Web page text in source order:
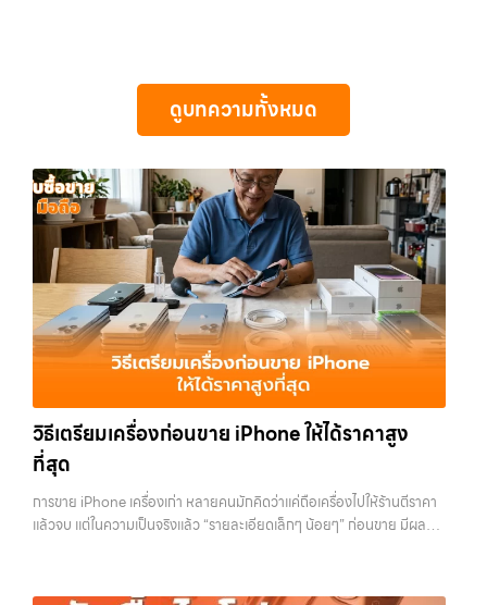
เน้น โปร่งใส มั่นใจได้ และจ่ายเงินทันทีเมื่อตกลงซื้อขายสำเร็จ บริการของเรา
ครอบคลุมทั้ง iPhone สายใหม่-เก่า, Samsung ทุกรุ่น, iPad และแท็บเล็ต
ทุกแบรนด์ เรารับถึงแม้จะอยู่ในสภาพใช้งานแล้ว ตกแต่งแล้ว หรือมีรอยบ้าง
เพราะมูลค่าของเครื่องไม่ได้ขึ้นอยู่แค่ยี่ห้อ แต่ขึ้นอยู่กับสภาพจริง ความครบ
ชุด และความสะดวกในการขายของคุณ เราจึงตั้งใจให้บริการในเขต
ลาดพร้าว, รัชดา, บางรัก, แจ้งวัฒนะ, บางแค, วัชรพล, รามอินทรา, บางนา,
บางพลี, เกษตรนวมินทร์, เสนานิคม, วังหิน อย่างเต็มที่ ไม่ว่าคุณจะค้นหาคำ
ว่า “รับซื้อมือถือใกล้ฉัน”, “รับซื้อโทรศัพท์มือสองกรุงเทพ”, “ขาย iPad ได้
ราคา”, “รับซื้อแท็บเล็ต กรุงเทพถึงที่”, หรือ “รับซื้อ Samsung มือสอง
ราคาสูง” — ที่นี่คือคำตอบ เพราะบริการของเรามุ่งตรงให้คุณได้รับราคาและ
ความสะดวกสบายที่เหนือกว่า เลือกเราแล้วคุณจะได้บริการที่คุณไว้วางใจ
พร้อมทีมงานที่พร้อมอำนวยความสะดวก นัดรับถึงที่ ตรวจสภาพอย่างมือ
อาชีพ และจ่ายเงินทันที ทั้งหมดนี้เพื่อให้การขายอุปกรณ์ของคุณเป็นเรื่อง
ง่ายขึ้น ดีกว่า รวดเร็วกว่า และคุ้มค่ากว่า ทำไมต้องเลือกเรา ผู้เชี่ยวชาญด้าน
การให้บริการ รับซื้อมือถือ iPhone, Samsung, ไอแพด แท็บเล็ตทุกยี่ห้อ ใน
ราคาสูง พร้อมจ่ายเงินทันที โดยเน้นบริการในพื้นที่ ลาดพร้าว, รัชดา,
บางรัก, แจ้งวัฒนะ, บางแค, วัชรพล, รามอินทรา, รวมถึง บางนา, บางพลี,
เกษตรนวมินทร์, เสนานิคม, วังหินไม่ว่าคุณจะต้องการ รับซื้อโทรศัพท์, รับ
ซื้อแมคบุค, รับซื้อโน๊ตบุ๊ค, รับซื้อแท็บเล็ต, หรือบริการอื่นๆ เกี่ยวกับสินค้า
ไอที กรุงเทพฯ – เราพร้อมให้บริการครบวงจร บริการของเรา เราให้บริการ
รัชดา บางรัก แจ้งวัฒนะ บางแค วัชรพล รามอินทรา พร้อมจ่ายเงินทันที รับ
ซื้อแท็บเล็ตบางรัก บริการรับซื้อมือถือ iPhone Samsung iPad แท็บเล็ต
ใน พื้นที่ ลาดพร้าว รัชดา บางรัก แจ้งวัฒนะ บางแค วัชรพล รามอินทรา
เงินด่วน? ติดต่อเราเลย! การันตีราคาดี รับเงินทันใจ ประสบการณ์เหนือ
ระดับกับการ รับซื้อไอโฟน, รับซื้อไอแพด, รับซื้อมือถือ ยินดีต้อนรับสู่ “รับซื้อ
ขายมือถือ.com” เว็บไซต์ที่คุณไว้วางใจได้ สำหรับบริการ รับซื้อ มือถือ
iPhone, Samsung, iPad, แท็บเล็ต ทุกยี่ห้อ ให้ราคาสูง พร้อมจ่ายเงิน
ทันที ครอบคลุมพื้นที่ ลาดพร้าว, รัชดา, บางรัก, แจ้งวัฒนะ, บางแค, วัชรพล,
รามอินทรา และเขตกรุงเทพฯ ใกล้ “ใกล้ ฉัน” ที่สุด ในยุคที่สมาร์ทโฟน
แท็บเล็ต และอุปกรณ์ไอทีใหม่ๆ เปลี่ยนรุ่นกันแทบทุกช่วงเวลา อุปกรณ์ที่คุณ
ใช้แล้วอาจกลายเป็นของที่ไม่ได้ใช้งานอยู่เฉยๆ เว็บไซต์ของเราจึงเกิดขึ้นเพื่อ
เป็นทางเลือกให้คุณสามารถเปลี่ยนอุปกรณ์ที่ไม่ใช้แล้วให้กลายเป็นเงินสดได้
ทันที ด้วยบริการ รับซื้อไอโฟน, รับซื้อไอแพด, รับซื้อมือถือ, รับซื้อโทรศัพท์,
รับซื้อโน๊ตบุ๊ค, รับซื้อแท็บเล็ต, รับซื้อสินค้าไอทีกรุงเทพมหานคร อย่างครบ
วงจร ไม่ว่าคุณจะอยู่โซนเมืองหรือเขตชานเมือง เรามีทีมงานพร้อมให้บริการ
ถึงที่ในพื้นที่ “ใกล้ ฉัน” เพื่อความสะดวกและรวดเร็วที่สุด ที่ “รับซื้อขายมือ
ถือ.com” เราเข้าใจดีว่าอุปกรณ์แต่ละชิ้นไม่ใช่แค่เครื่องใช้ไฟฟ้า แต่เป็น
ทรัพย์สินที่มีมูลค่า คุณอาจต้องการเปลี่ยนรุ่น หรือต้องการเงินด่วน เราจึง
มอบบริการประเมินสภาพเครื่อง ฟรี ปราบปรามความยุ่งยากทั้งหลาย โดย
ทุกแบรนด์ เรารับถึงแม้จะอยู่ในสภาพใช้งานแล้ว ตกแต่งแล้ว หรือมีรอยบ้าง
ดูบทความทั้งหมด
วิธีเตรียมเครื่องก่อนขาย iPhone ให้ได้ราคาสูง
ที่สุด
การขาย iPhone เครื่องเก่า หลายคนมักคิดว่าแค่ถือเครื่องไปให้ร้านตีราคา
แล้วจบ แต่ในความเป็นจริงแล้ว “รายละเอียดเล็กๆ น้อยๆ” ก่อนขาย มีผลต่อ
เครื่องก่อนขาย บทความนี้จะพาไปดูวิธีเตรียม iPhone แบบครบทุกขั้นตอน